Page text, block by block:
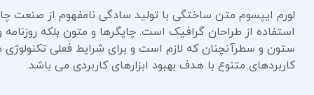
لورم ایپسوم متن ساختگی با تولید سادگی نامفهوم از صنعت
استفاده از طراحان گرافیک است. چاپگرها و متون بلکه روزنامه
ستون و سطرآنچنان که لازم است و برای شرایط فعلی تکنولوژی
کاربردهای متنوع با هدف بهبود ابزارهای کاربردی می باشد.